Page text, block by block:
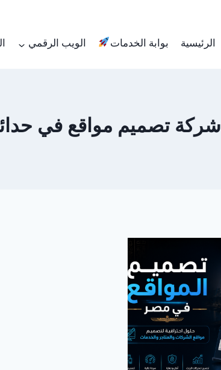
الرئيسية بوابة الخدمات الويب الرقمي
شركة تصميم مواقع في حدائق القبة